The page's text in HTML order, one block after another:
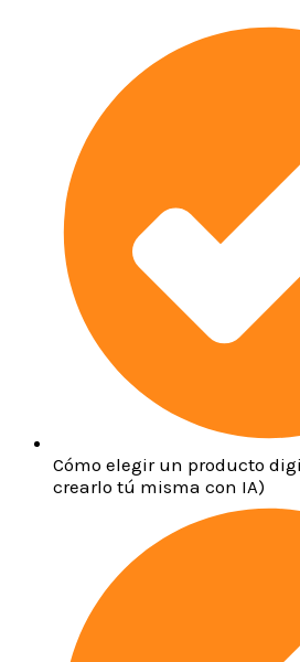
Cómo elegir un producto
crearlo tú misma con IA)